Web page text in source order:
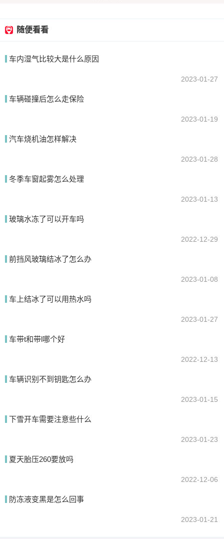
2023-01-14 13:47:33
的温度。
我要回答
随便看看
车内湿气比较大是什么原因
2023-01-27
车辆碰撞后怎么走保险
2023-01-19
汽车烧机油怎样解决
2023-01-28
冬季车窗起雾怎么处理
2023-01-13
玻璃水冻了可以开车吗
2022-12-29
前挡风玻璃结冰了怎么办
2023-01-08
车上结冰了可以用热水吗
2023-01-27
车带t和带l哪个好
2022-12-13
车辆识别不到钥匙怎么办
2023-01-15
下雪开车需要注意些什么
2023-01-23
夏天胎压260要放吗
2022-12-06
防冻液变黑是怎么回事
2023-01-21